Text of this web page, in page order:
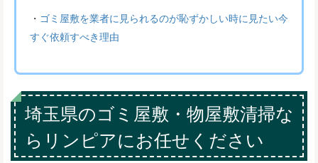
・ ゴミ屋敷を業者に見られるのが恥ずかしい時に見たい今
すぐ依頼すべき理由
埼玉県のゴミ屋敷・物屋敷清掃な
らリンピアにお任せください